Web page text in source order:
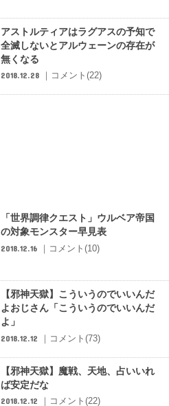
アストルティアはラグアスの予知で
全滅しないとアルウェーンの存在が
無くなる
2018.12.28｜コメント(22)
「世界調律クエスト」ウルベア帝国
の対象モンスター早見表
2018.12.16｜コメント(10)
【邪神天獄】こういうのでいいんだ
よおじさん「こういうのでいいんだ
よ」
2018.12.12 ｜コメント(73)
【邪神天獄】魔戦、天地、占いいれ
ば安定だな
2018.12.12 ｜コメント(22)